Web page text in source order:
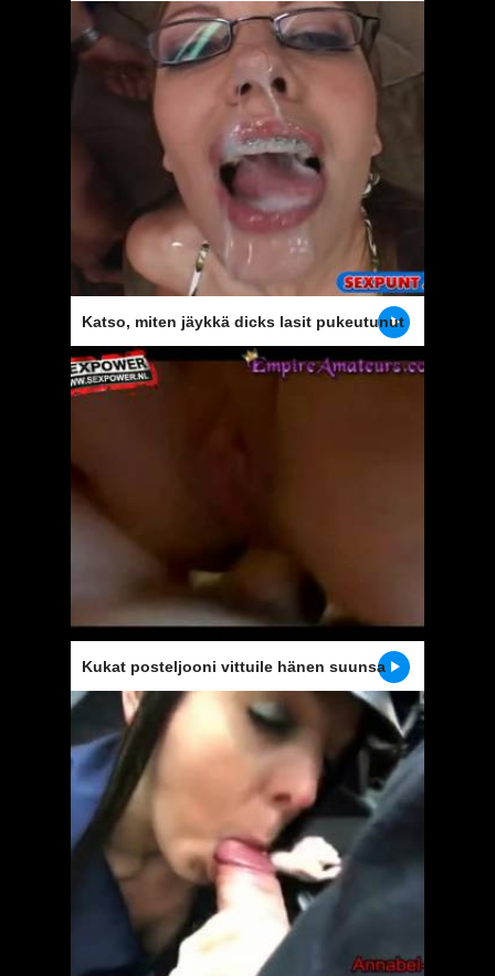
vittu teini tyttö
Katso, miten jäykkä dicks lasit pukeutunut
tyttö suu täynnä siittiöiden ruiskutus
Kukat posteljooni vittuile hänen suunsa
pillua ja persettä